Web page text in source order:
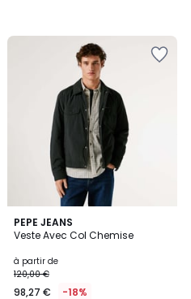
PEPE JEANS
Veste Avec Col Chemise
à partir de
120,00 €
98,27 € -18%